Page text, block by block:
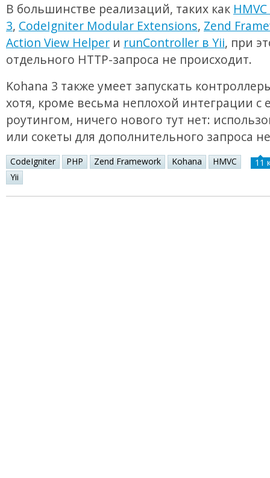
В большинстве реализаций, таких как
3, CodeIgniter Modular Extensions, Zend
Action View Helper и runController в Yii, при
отдельного HTTP-запроса не происходит.
Kohana 3 также умеет запускать
хотя, кроме весьма неплохой интеграции с
роутингом, ничего нового тут нет:
или сокеты для дополнительного запроса
CodeIgniter PHP Zend Framework Kohana
HMVC
Yii
11